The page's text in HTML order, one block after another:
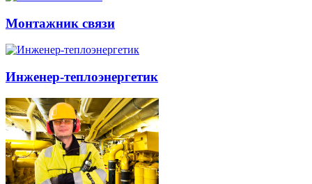
Монтажник связи
Инженер-теплоэнергетик